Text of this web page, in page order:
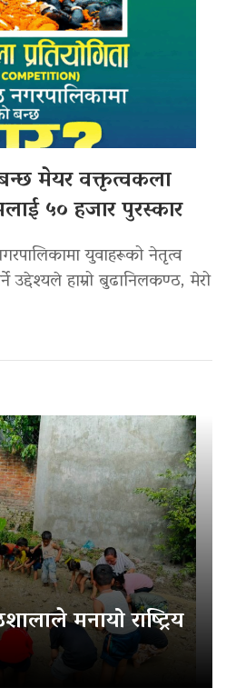
मेयर वक्तृत्वकला
५० हजार पुरस्कार
युवाहरूको नेतृत्व
उद्देश्यले हाम्रो बुढानिलकण्ठ, मेरो
मनायो राष्ट्रिय